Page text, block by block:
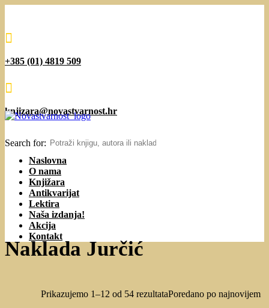

+385 (01) 4819 509

knjizara@novastvarnost.hr
Search for:
Naslovna
O nama
Knjižara
Antikvarijat
Lektira
Naša izdanja!
Akcija
Kontakt
Naklada Jurčić
Prikazujemo 1–12 od 54 rezultataPoredano po najnovijem